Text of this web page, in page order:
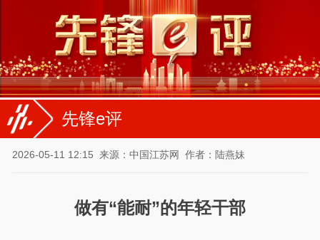
先锋e评
2026-05-11 12:15 来源：中国江苏网 作者：陆燕妹
做有“能耐”的年轻干部